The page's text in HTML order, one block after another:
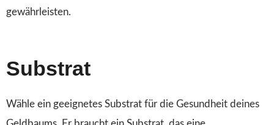
gewährleisten.
Substrat
Wähle ein geeignetes Substrat für die Gesundheit deines